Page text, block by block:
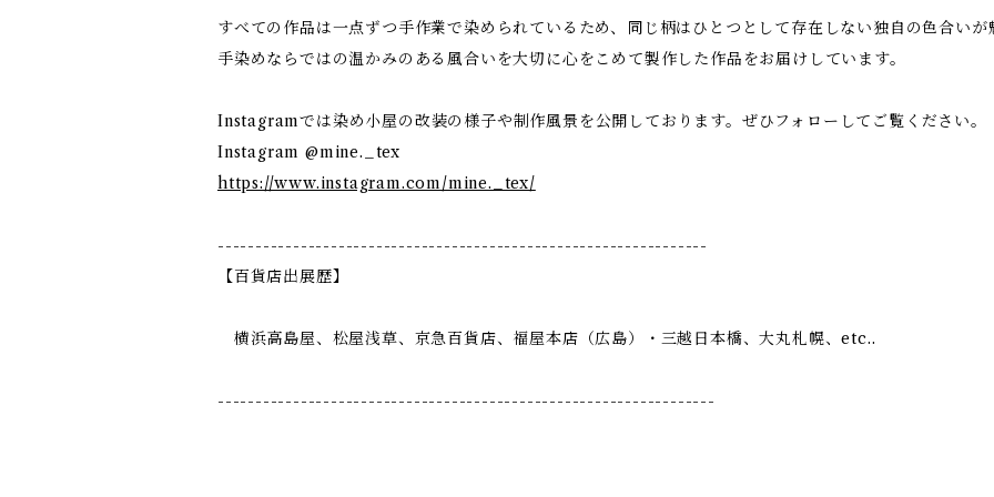
すべての作品は一点ずつ手作業で染められているため、同じ柄はひとつとして存在しない独自の色合いが
手染めならではの温かみのある風合いを大切に心をこめて製作した作品をお届けしています。
Instagramでは染め小屋の改装の様子や制作風景を公開しております。ぜひフォローしてご覧ください。
Instagram @mine._tex
https://www.instagram.com/mine._tex/
-----------------------------------------------------------------
【百貨店出展歴】
横浜高島屋、松屋浅草、京急百貨店、福屋本店（広島）・三越日本橋、大丸札幌、etc..
------------------------------------------------------------------